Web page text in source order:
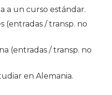
a un curso estándar.
(entradas / transp. no
(entradas / transp. no
en Alemania.